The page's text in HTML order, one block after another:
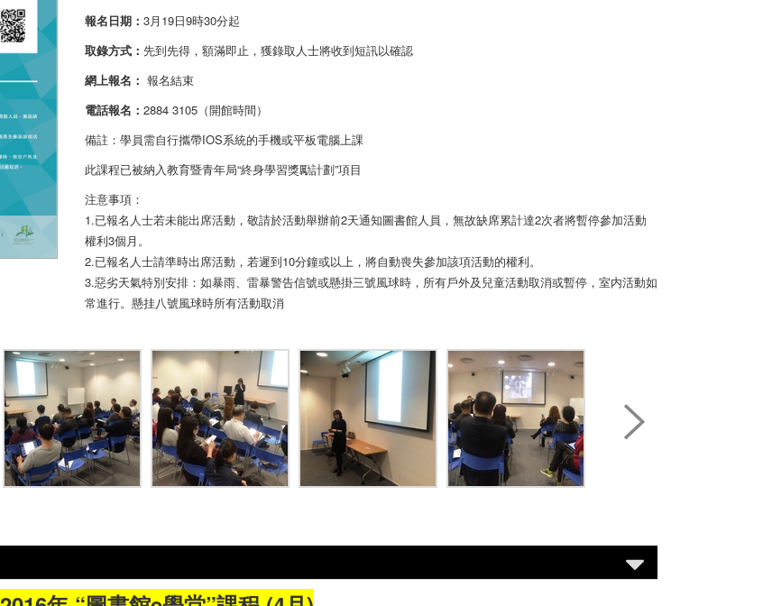
報名日期： 3月19日9時30分起
取錄方式： 先到先得，額滿即止，獲錄取人士將收到短訊以確認
網上報名： 報名結束
電話報名： 2884 3105（開館時間）
備註：學員需自行攜帶IOS系統的手機或平板電腦上課
此課程已被納入教育暨青年局“終身學習獎勵計劃”項目
注意事項：
1.已報名人士若未能出席活動，敬請於活動舉辦前2天通知圖書館人員，無故缺席累計達2次者將暫停參加活動
權利3個月。
2.已報名人士請準時出席活動，若遲到10分鐘或以上，將自動喪失參加該項活動的權利。
3.惡劣天氣特別安排：如暴雨、雷暴警告信號或懸掛三號風球時，所有戶外及兒童活動取消或暫停，室内活動如
常進行。懸挂八號風球時所有活動取消